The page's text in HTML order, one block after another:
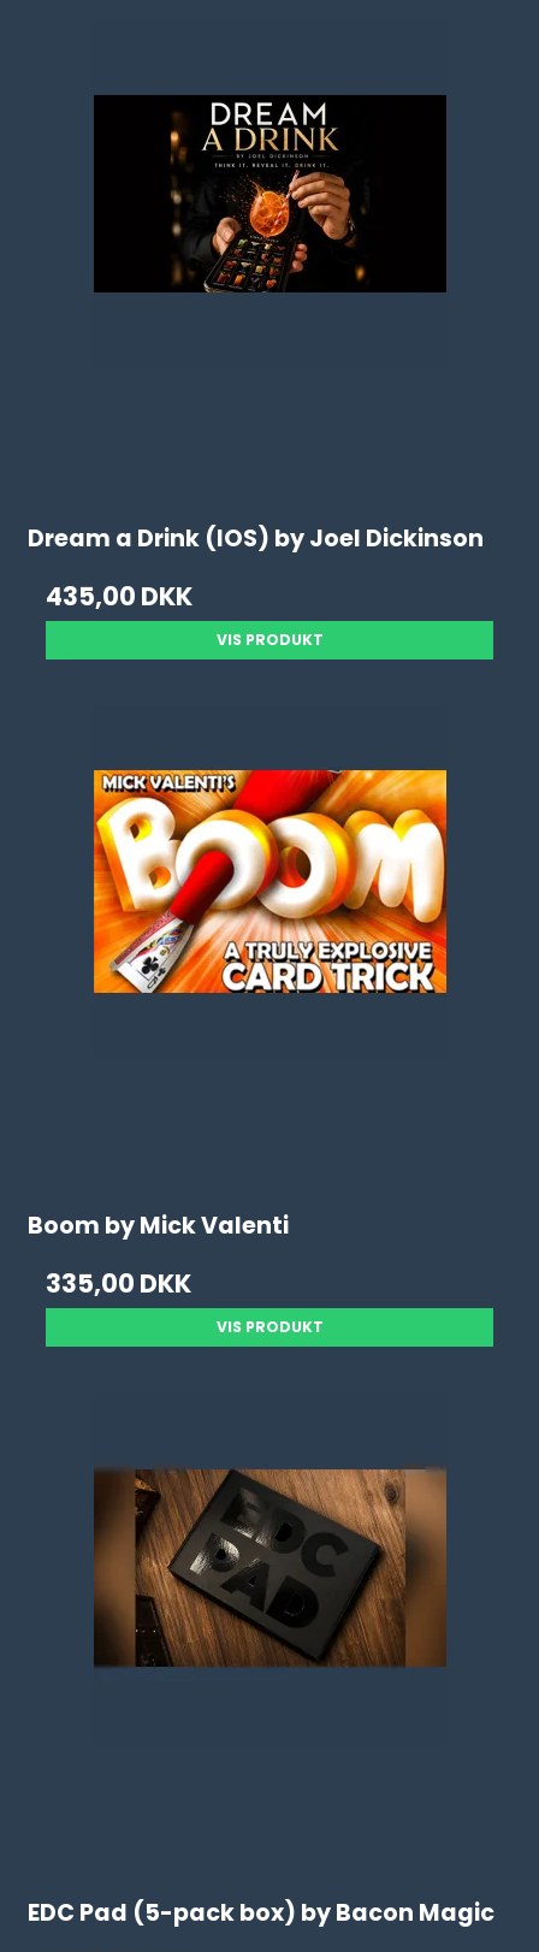
Dream a Drink (IOS) by Joel Dickinson
435,00 DKK
VIS PRODUKT
Boom by Mick Valenti
335,00 DKK
VIS PRODUKT
EDC Pad (5-pack box) by Bacon Magic